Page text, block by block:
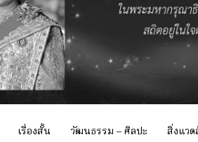
เรื่องสั้น วัฒนธรรม – ศิลปะ สิ่งแวด